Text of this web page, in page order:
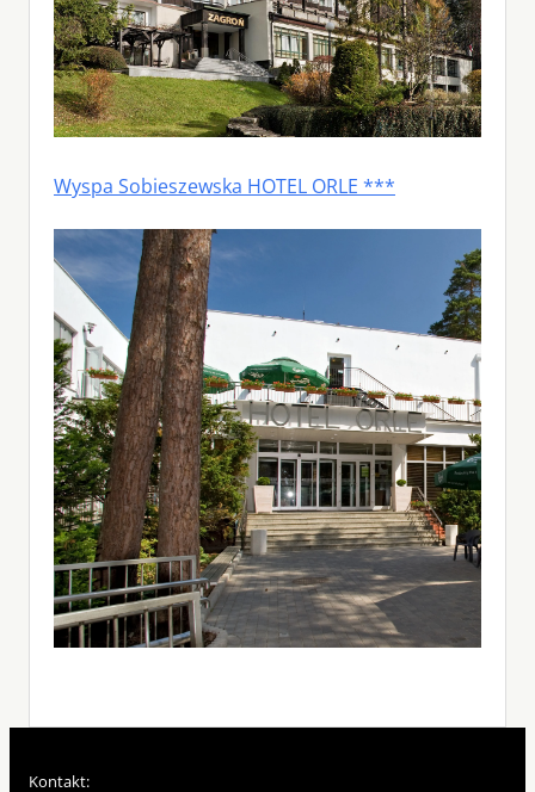
Wyspa Sobieszewska HOTEL ORLE ***
Kontakt: